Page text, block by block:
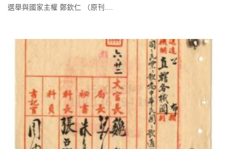
選舉與國家主權 鄭欽仁 （原刊....